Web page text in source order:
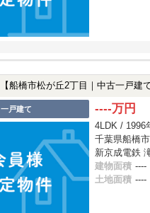
【船橋市松が丘2丁目｜中古一戸建
一戸建て ----万円
4LDK / 1996
千葉県船橋
新京成電鉄
建物面積 ----
土地面積 ----